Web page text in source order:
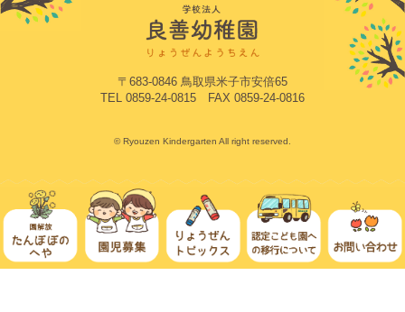
〒683-0846 鳥取県米子市安倍65
TEL 0859-24-0815 FAX 0859-24-0816
© Ryouzen Kindergarten All right reserved.